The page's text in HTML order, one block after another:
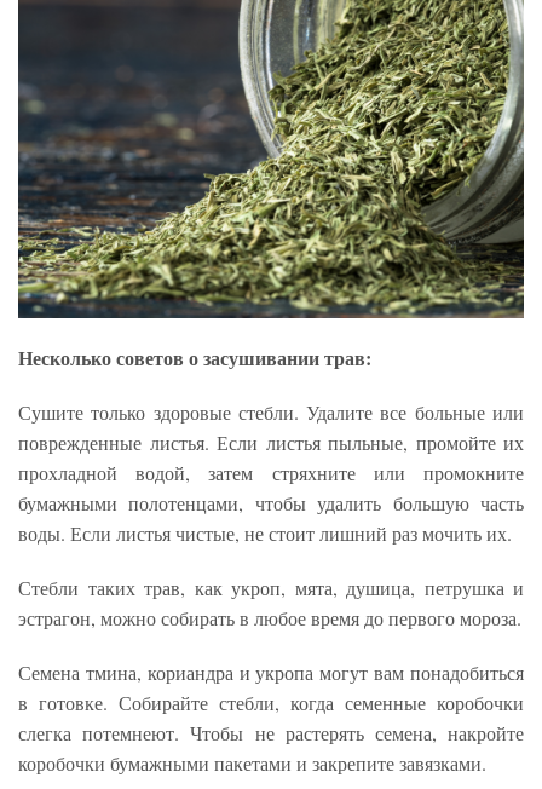
Несколько советов о засушивании трав:
Сушите только здоровые стебли. Удалите все больные или
поврежденные листья. Если листья пыльные, промойте их
прохладной водой, затем стряхните или промокните
бумажными полотенцами, чтобы удалить большую часть
воды. Если листья чистые, не стоит лишний раз мочить их.
Стебли таких трав, как укроп, мята, душица, петрушка и
эстрагон, можно собирать в любое время до первого мороза.
Семена тмина, кориандра и укропа могут вам понадобиться
в готовке. Собирайте стебли, когда семенные коробочки
слегка потемнеют. Чтобы не растерять семена, накройте
коробочки бумажными пакетами и закрепите завязками.